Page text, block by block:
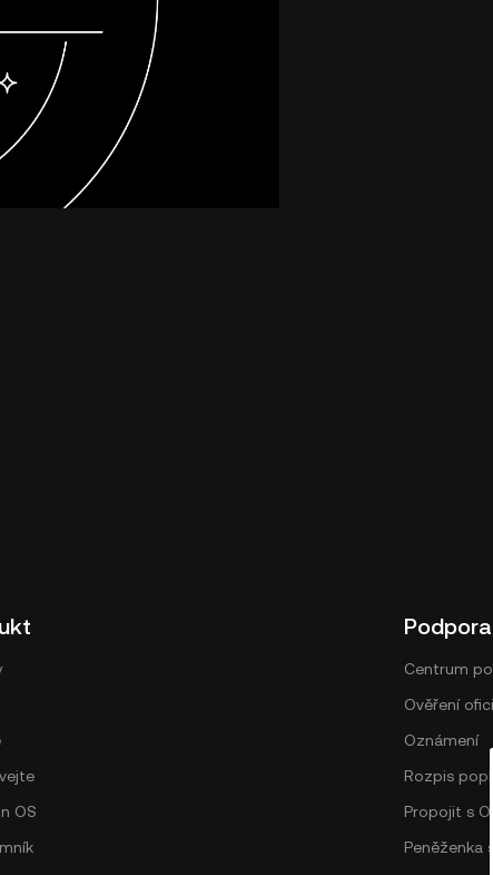
OS
Podpora
Centrum
Ověření
Oznámení
Rozpis
Propojit s
Peněženka